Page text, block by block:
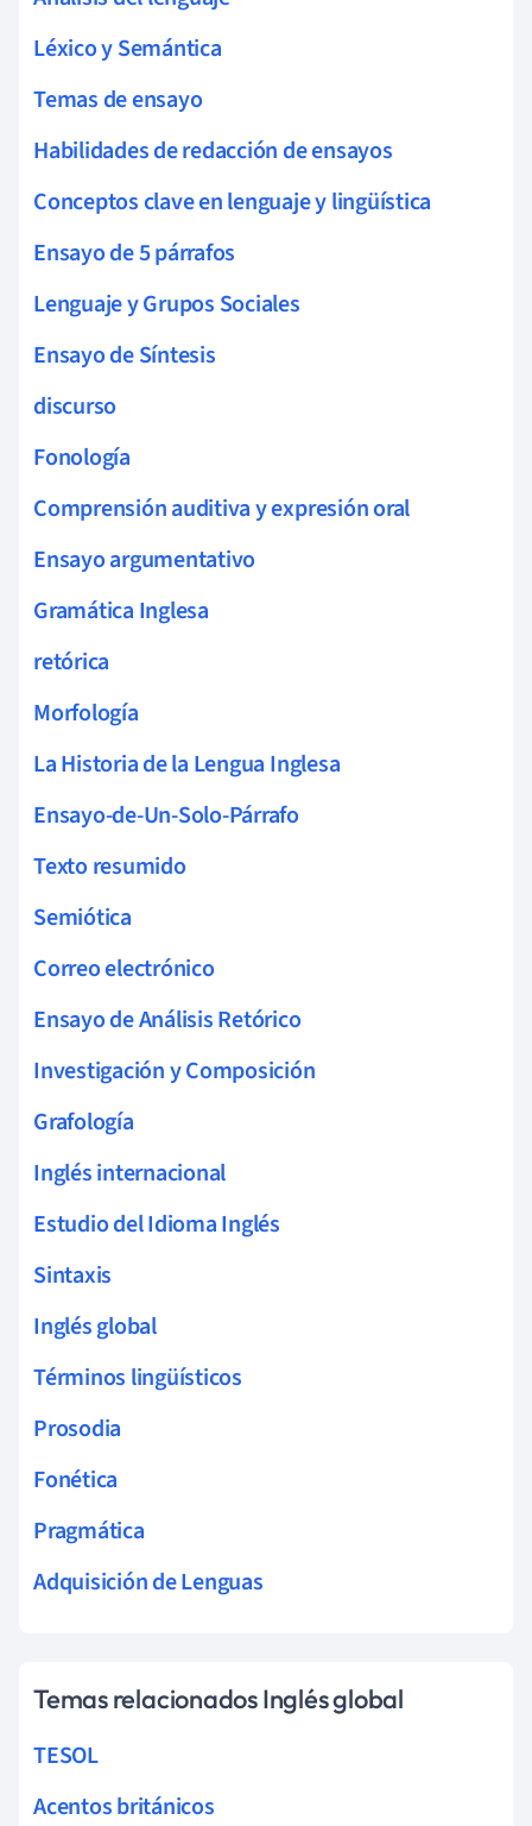
Léxico y Semántica
Temas de ensayo
Habilidades de redacción de ensayos
Conceptos clave en lenguaje y lingüística
Ensayo de 5 párrafos
Lenguaje y Grupos Sociales
Ensayo de Síntesis
discurso
Fonología
Comprensión auditiva y expresión oral
Ensayo argumentativo
Gramática Inglesa
retórica
Morfología
La Historia de la Lengua Inglesa
Ensayo-de-Un-Solo-Párrafo
Texto resumido
Semiótica
Correo electrónico
Ensayo de Análisis Retórico
Investigación y Composición
Grafología
Inglés internacional
Estudio del Idioma Inglés
Sintaxis
Inglés global
Términos lingüísticos
Prosodia
Fonética
Pragmática
Adquisición de Lenguas
Temas relacionados Inglés global
TESOL
Acentos británicos